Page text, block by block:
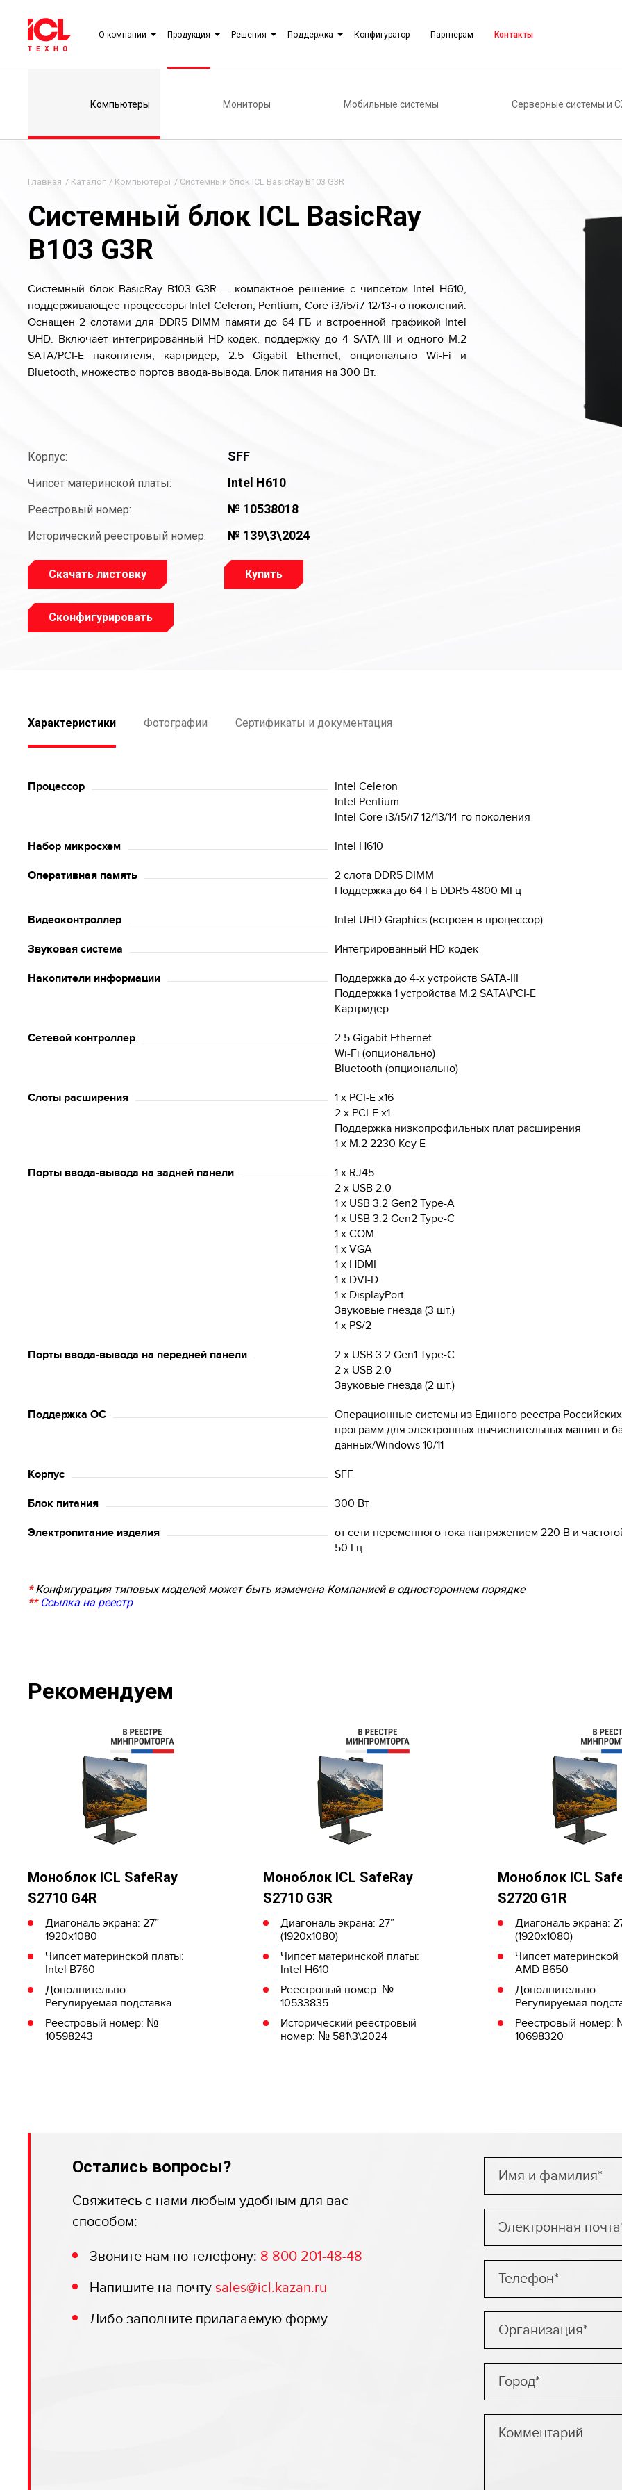
О компании Продукция Решения Поддержка Конфигуратор Партнерам Контакты
Компьютеры Мониторы Мобильные системы Серверные системы и
Главная / Каталог / Компьютеры / Системный блок ICL BasicRay B103 G3R
Системный блок ICL BasicRay
B103 G3R
Системный блок BasicRay B103 G3R — компактное решение с чипсетом Intel H610,
поддерживающее процессоры Intel Celeron, Pentium, Core i3/i5/i7 12/13-го поколений.
Оснащен 2 слотами для DDR5 DIMM памяти до 64 ГБ и встроенной графикой Intel
UHD. Включает интегрированный HD-кодек, поддержку до 4 SATA-III и одного M.2
SATA/PCI-E накопителя, картридер, 2.5 Gigabit Ethernet, опционально Wi-Fi и
Bluetooth, множество портов ввода-вывода. Блок питания на 300 Вт.
Корпус: SFF
Чипсет материнской платы: Intel H610
Реестровый номер: № 10538018
Исторический реестровый номер: № 139\3\2024
Скачать листовку Купить
Сконфигурировать
Характеристики Фотографии Сертификаты и документация
Процессор
Intel Celeron
Intel Pentium
Intel Core i3/i5/i7 12/13/14-го поколения
Набор микросхем Intel H610
Оперативная память
2 слота DDR5 DIMM
Поддержка до 64 ГБ DDR5 4800 МГц
Видеоконтроллер Intel UHD Graphics (встроен в процессор)
Звуковая система Интегрированный HD-кодек
Накопители информации
Поддержка до 4-х устройств SATA-III
Поддержка 1 устройства M.2 SATA\PCI-E
Картридер
Сетевой контроллер
2.5 Gigabit Ethernet
Wi-Fi (опционально)
Bluetooth (опционально)
Слоты расширения
1 x PCI-E x16
2 x PCI-E x1
Поддержка низкопрофильных плат расширения
1 x M.2 2230 Key E
Порты ввода-вывода на задней панели
1 x RJ45
2 x USB 2.0
1 x USB 3.2 Gen2 Type-A
1 x USB 3.2 Gen2 Type-C
1 x COM
1 x VGA
1 x HDMI
1 x DVI-D
1 x DisplayPort
Звуковые гнезда (3 шт.)
1 x PS/2
Порты ввода-вывода на передней панели
2 x USB 3.2 Gen1 Type-C
2 x USB 2.0
Звуковые гнезда (2 шт.)
Поддержка ОС
Операционные системы из Единого реестра Российских
программ для электронных вычислительных машин и
данных/Windows 10/11
Корпус SFF
Блок питания 300 Вт
Электропитание изделия
от сети переменного тока напряжением 220 В и
50 Гц
*Конфигурация типовых моделей может быть изменена Компанией в одностороннем порядке
** Ссылка на реестр
Рекомендуем
Моноблок ICL SafeRay
S2710 G4R
Диагональ экрана: 27”
1920x1080
Чипсет материнской платы:
Intel B760
Дополнительно:
Регулируемая подставка
Реестровый номер: №
10598243
Моноблок ICL SafeRay
S2710 G3R
Диагональ экрана: 27”
(1920x1080)
Чипсет материнской платы:
Intel H610
Реестровый номер: №
10533835
Исторический реестровый
номер: № 581\3\2024
Моноблок ICL
S2720 G1R
Диагональ экрана:
(1920x1080)
Чипсет материнской
AMD B650
Дополнительно:
Регулируемая
Реестровый номер:
10698320
Остались вопросы?
Свяжитесь с нами любым удобным для вас
способом:
Звоните нам по телефону: 8 800 201-48-48
Напишите на почту sales@icl.kazan.ru
Либо заполните прилагаемую форму